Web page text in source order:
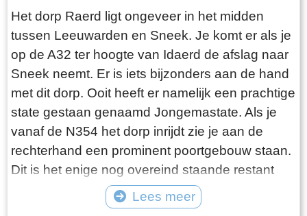
van Laaksum. Eerder was er sprake van een
bescheiden vloot maar de meeste vissers van
Laaksum zijn er al lang geleden mee gestopt.
De gebroeders De Vries houden het dus nog vol
en vangen regelmatig bot bij Laaksum. Ik hoor
dat de ze inmiddels aardig op leeftijd zijn, in
ieder geval over de zestig. Ik hoop dat ze het
nog even kunnen volhouden tot aan hun
pensioenleeftijd. Want zodra zij ermee stoppen
vangt iedereen bot bij Laaksum.
Het dorp Raerd ligt ongeveer in het midden
tussen Leeuwarden en Sneek. Je komt er als je
op de A32 ter hoogte van Idaerd de afslag naar
Sneek neemt. Er is iets bijzonders aan de hand
met dit dorp. Ooit heeft er namelijk een prachtige
state gestaan genaamd Jongemastate. Als je
vanaf de N354 het dorp inrijdt zie je aan de
rechterhand een prominent poortgebouw staan.
Dit is het enige nog overeind staande restant
van Jongemastate. Het poortgebouw geeft
toegang tot het park Jongemastate. In het
Lees meer